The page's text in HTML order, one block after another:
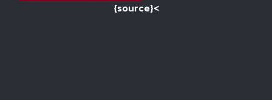
{source}<